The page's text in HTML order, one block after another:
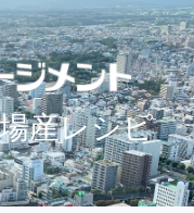
産レシピ